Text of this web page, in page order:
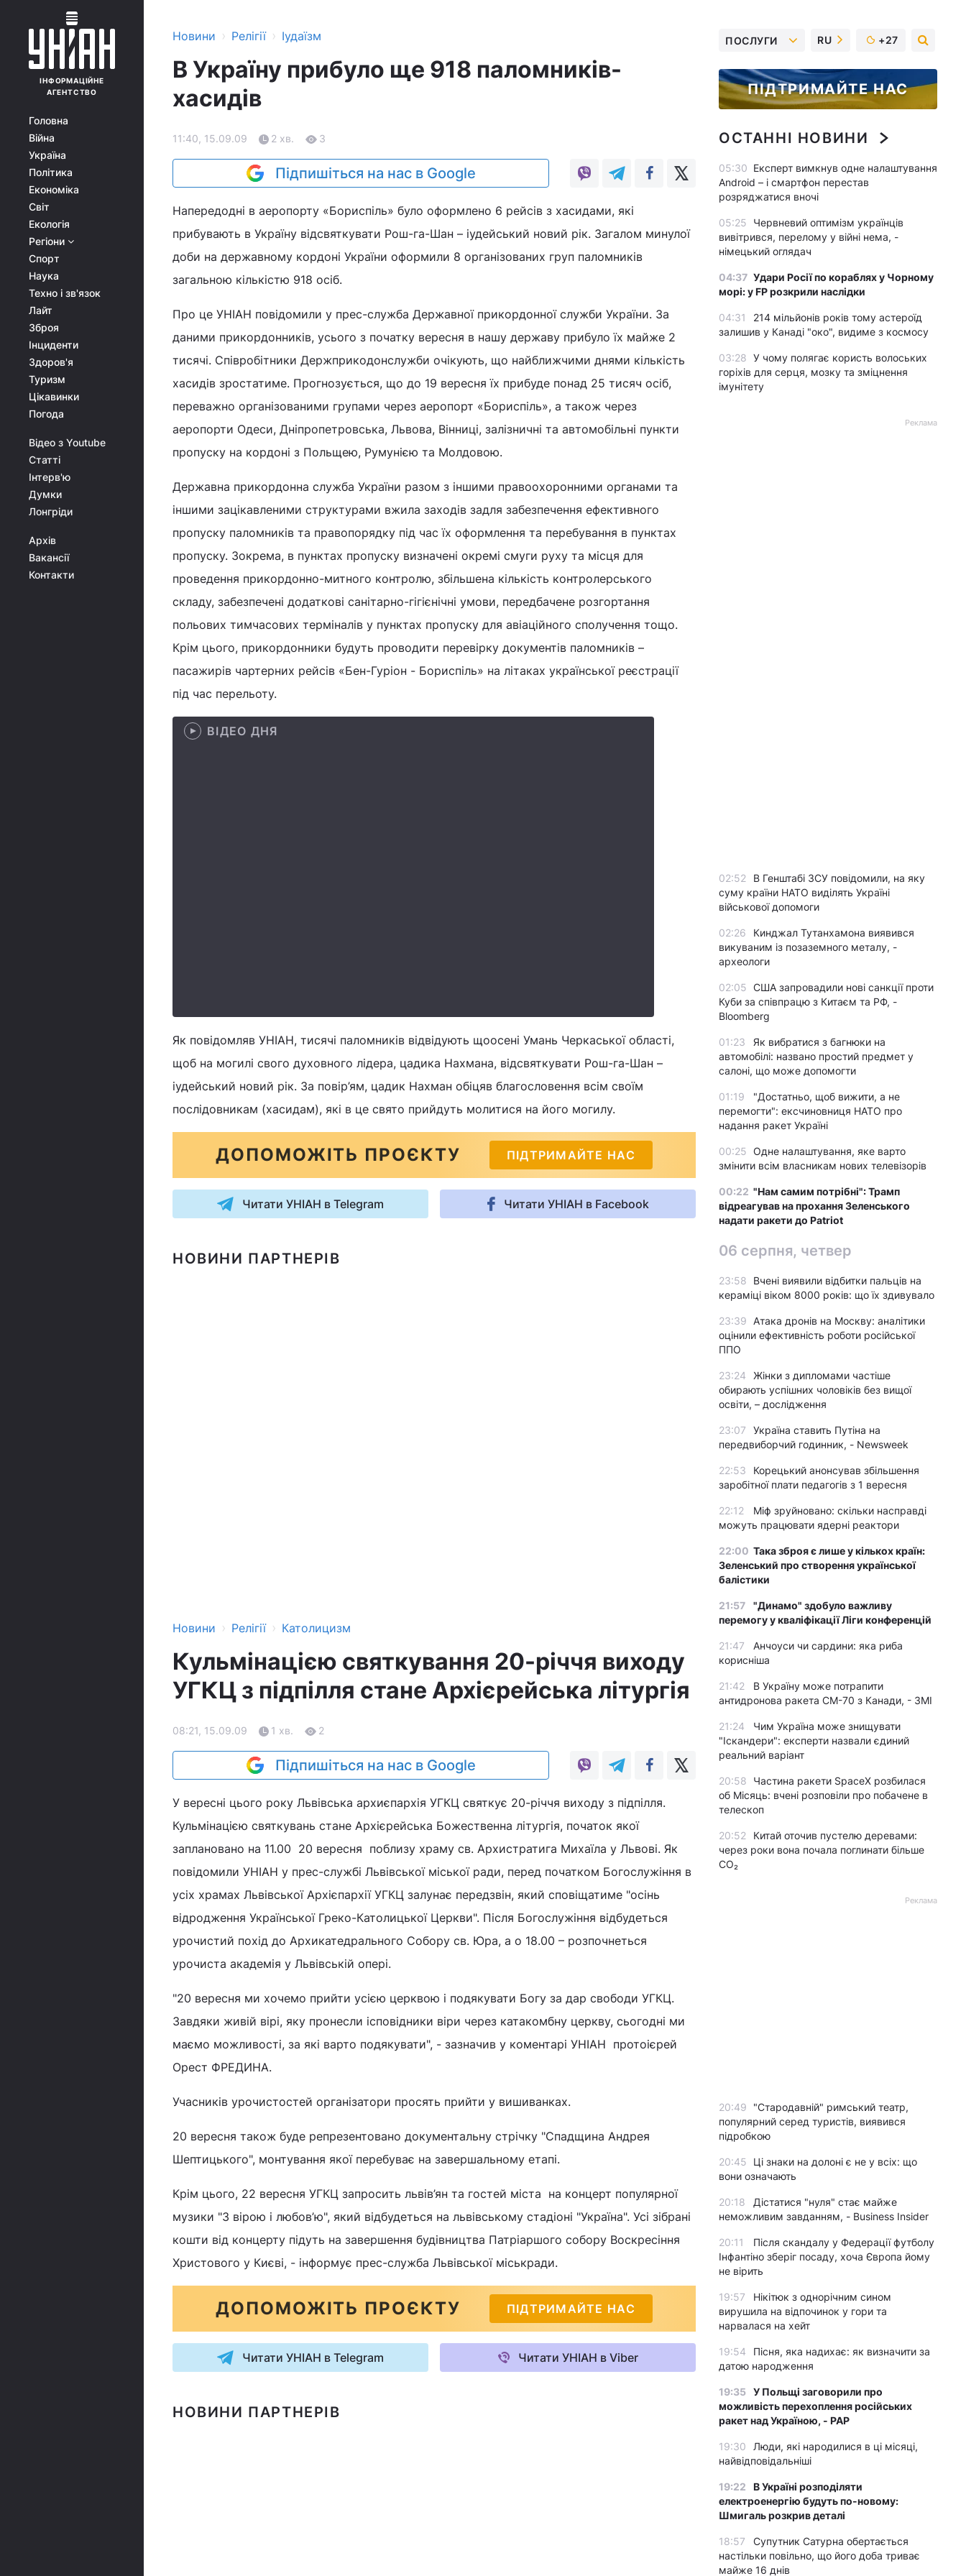
ІНФОРМАЦІЙНЕ
АГЕНТСТВО
Головна
Війна
Україна
Політика
Економіка
Світ
Екологія
Регіони
Спорт
Наука
Техно і зв'язок
Лайт
Зброя
Інциденти
Здоров'я
Туризм
Цікавинки
Погода
Відео з Youtube
Статті
Інтерв'ю
Думки
Лонгріди
Архів
Вакансії
Контакти
Новини › Релігії › Іудаїзм
В Україну прибуло ще 918 паломників-
хасидів
11:40, 15.09.09 2 хв. 3
Підпишіться на нас в Google
Напередодні в аеропорту «Бориспіль» було оформлено 6 рейсів з хасидами, які
прибувають в Україну відсвяткувати Рош-га-Шан – іудейський новий рік. Загалом минулої
доби на державному кордоні України оформили 8 організованих груп паломників
загальною кількістю 918 осіб.
Про це УНІАН повідомили у прес-служба Державної прикордонної служби України. За
даними прикордонників, усього з початку вересня в нашу державу прибуло їх майже 2
тисячі. Співробітники Держприкодонслужби очікують, що найближчими днями кількість
хасидів зростатиме. Прогнозується, що до 19 вересня їх прибуде понад 25 тисяч осіб,
переважно організованими групами через аеропорт «Бориспіль», а також через
аеропорти Одеси, Дніпропетровська, Львова, Вінниці, залізничні та автомобільні пункти
пропуску на кордоні з Польщею, Румунією та Молдовою.
Державна прикордонна служба України разом з іншими правоохоронними органами та
іншими зацікавленими структурами вжила заходів задля забезпечення ефективного
пропуску паломників та правопорядку під час їх оформлення та перебування в пунктах
пропуску. Зокрема, в пунктах пропуску визначені окремі смуги руху та місця для
проведення прикордонно-митного контролю, збільшена кількість контролерського
складу, забезпечені додаткові санітарно-гігієнічні умови, передбачене розгортання
польових тимчасових терміналів у пунктах пропуску для авіаційного сполучення тощо.
Крім цього, прикордонники будуть проводити перевірку документів паломників –
пасажирів чартерних рейсів «Бен-Гуріон - Бориспіль» на літаках української реєстрації
під час перельоту.
ВІДЕО ДНЯ
Як повідомляв УНІАН, тисячі паломників відвідують щоосені Умань Черкаської області,
щоб на могилі свого духовного лідера, цадика Нахмана, відсвяткувати Рош-га-Шан –
іудейський новий рік. За повір’ям, цадик Нахман обіцяв благословення всім своїм
послідовникам (хасидам), які в це свято прийдуть молитися на його могилу.
ДОПОМОЖІТЬ ПРОЄКТУ ПІДТРИМАЙТЕ НАС
Читати УНІАН в Telegram Читати УНІАН в Facebook
НОВИНИ ПАРТНЕРІВ
Новини › Релігії › Католицизм
Кульмінацією святкування 20-річчя виходу
УГКЦ з підпілля стане Архієрейська літургія
08:21, 15.09.09 1 хв. 2
Підпишіться на нас в Google
У вересні цього року Львівська архиєпархія УГКЦ святкує 20-річчя виходу з підпілля.
Кульмінацією святкувань стане Архієрейська Божественна літургія, початок якої
заплановано на 11.00 20 вересня поблизу храму св. Архистратига Михаїла у Львові. Як
повідомили УНІАН у прес-службі Львівської міської ради, перед початком Богослужіння в
усіх храмах Львівської Архієпархії УГКЦ залунає передзвін, який сповіщатиме "осінь
відродження Української Греко-Католицької Церкви". Після Богослужіння відбудеться
урочистий похід до Архикатедрального Собору св. Юра, а о 18.00 – розпочнеться
урочиста академія у Львівській опері.
"20 вересня ми хочемо прийти усією церквою і подякувати Богу за дар свободи УГКЦ.
Завдяки живій вірі, яку пронесли ісповідники віри через катакомбну церкву, сьогодні ми
маємо можливості, за які варто подякувати", - зазначив у коментарі УНІАН протоієрей
Орест ФРЕДИНА.
Учасників урочистостей організатори просять прийти у вишиванках.
20 вересня також буде репрезентовано документальну стрічку "Спадщина Андрея
Шептицького", монтування якої перебуває на завершальному етапі.
Крім цього, 22 вересня УГКЦ запросить львів’ян та гостей міста на концерт популярної
музики "З вірою і любов’ю", який відбудеться на львівському стадіоні "Україна". Усі зібрані
кошти від концерту підуть на завершення будівництва Патріаршого собору Воскресіння
Христового у Києві, - інформує прес-служба Львівської міськради.
ДОПОМОЖІТЬ ПРОЄКТУ ПІДТРИМАЙТЕ НАС
Читати УНІАН в Telegram Читати УНІАН в Viber
НОВИНИ ПАРТНЕРІВ
ПОСЛУГИ RU +27
ПІДТРИМАЙТЕ НАС
ОСТАННІ НОВИНИ
05:30 Експерт вимкнув одне налаштування
Android – і смартфон перестав
розряджатися вночі
05:25
Червневий оптимізм українців
вивітрився, перелому у війні нема, -
німецький оглядач
04:37 Удари Росії по кораблях у Чорному
морі: у FP розкрили наслідки
04:31
214 мільйонів років тому астероїд
залишив у Канаді "око", видиме з космосу
03:28 У чому полягає користь волоських
горіхів для серця, мозку та зміцнення
імунітету
Реклама
02:52
В Генштабі ЗСУ повідомили, на яку
суму країни НАТО виділять Україні
військової допомоги
02:26
Кинджал Тутанхамона виявився
викуваним із позаземного металу, -
археологи
02:05 США запровадили нові санкції проти
Куби за співпрацю з Китаєм та РФ, -
Bloomberg
01:23
Як вибратися з багнюки на
автомобілі: названо простий предмет у
салоні, що може допомогти
01:19
"Достатньо, щоб вижити, а не
перемогти": ексчиновниця НАТО про
надання ракет Україні
00:25 Одне налаштування, яке варто
змінити всім власникам нових телевізорів
00:22 "Нам самим потрібні": Трамп
відреагував на прохання Зеленського
надати ракети до Patriot
06 серпня, четвер
23:58
Вчені виявили відбитки пальців на
кераміці віком 8000 років: що їх здивувало
23:39
Атака дронів на Москву: аналітики
оцінили ефективність роботи російської
ППО
23:24
Жінки з дипломами частіше
обирають успішних чоловіків без вищої
освіти, – дослідження
23:07
Україна ставить Путіна на
передвиборчий годинник, - Newsweek
22:53
Корецький анонсував збільшення
заробітної плати педагогів з 1 вересня
22:12
Міф зруйновано: скільки насправді
можуть працювати ядерні реактори
22:00 Така зброя є лише у кількох країн:
Зеленський про створення української
балістики
21:57
"Динамо" здобуло важливу
перемогу у кваліфікації Ліги конференцій
21:47
Анчоуси чи сардини: яка риба
корисніша
21:42
В Україну може потрапити
антидронова ракета CM-70 з Канади, - ЗМІ
21:24
Чим Україна може знищувати
"Іскандери": експерти назвали єдиний
реальний варіант
20:58
Частина ракети SpaceX розбилася
об Місяць: вчені розповіли про побачене в
телескоп
20:52
Китай оточив пустелю деревами:
через роки вона почала поглинати більше
CO₂
Реклама
20:49
"Стародавній" римський театр,
популярний серед туристів, виявився
підробкою
20:45
Ці знаки на долоні є не у всіх: що
вони означають
20:18
Дістатися "нуля" стає майже
неможливим завданням, - Business Insider
20:11
Після скандалу у Федерації футболу
Інфантіно зберіг посаду, хоча Європа йому
не вірить
19:57
Нікітюк з однорічним сином
вирушила на відпочинок у гори та
нарвалася на хейт
19:54
Пісня, яка надихає: як визначити за
датою народження
19:35 У Польщі заговорили про
можливість перехоплення російських
ракет над Україною, - PAP
19:30
Люди, які народилися в ці місяці,
найвідповідальніші
19:22
В Україні розподіляти
електроенергію будуть по-новому:
Шмигаль розкрив деталі
18:57
Супутник Сатурна обертається
настільки повільно, що його доба триває
майже 16 днів